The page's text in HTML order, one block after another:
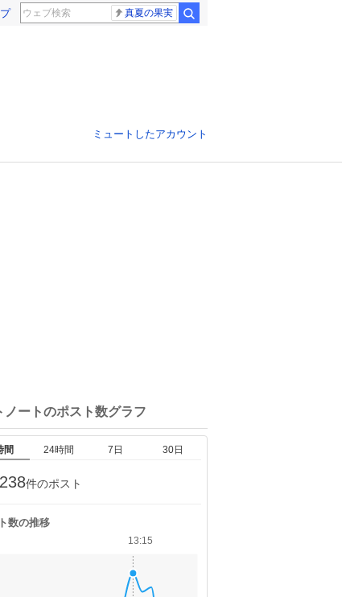
真夏の果実
ミュートしたアカウント
ノートのポスト数グラフ
間 24時間 7日 30日
件のポスト
数の推移
13:15